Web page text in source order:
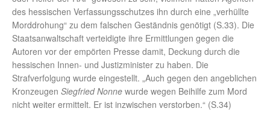
des hessischen Verfassungsschutzes ihn durch eine „verhüllte
Morddrohung“ zu dem falschen Geständnis genötigt (S.33). Die
Staatsanwaltschaft verteidigte ihre Ermittlungen gegen die
Autoren vor der empörten Presse damit, Deckung durch die
hessischen Innen- und Justizminister zu haben. Die
Strafverfolgung wurde eingestellt. „Auch gegen den angeblichen
Kronzeugen Siegfried Nonne wurde wegen Beihilfe zum Mord
nicht weiter ermittelt. Er ist inzwischen verstorben.“ (S.34)